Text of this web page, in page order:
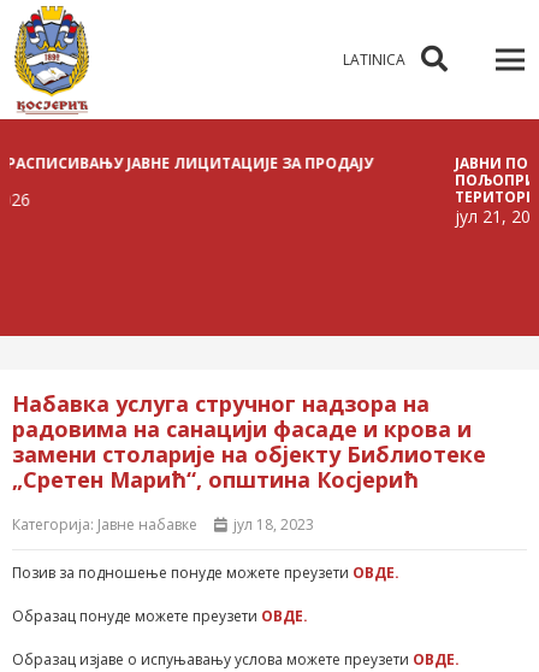
LATINICA
ЈАВНЕ ЛИЦИТАЦИЈЕ ЗА ПРОДАЈУ
ЈАВНИ ПОЗИВ
ТЕРИТОРИЈИ
јул 21, 2026
Набавка услуга стручног надзора на
радовима на санацији фасаде и крова и
замени столарије на објекту Библиотеке
„Сретен Марић“, општина Косјерић
Категорија: Јавне набавке јул 18, 2023
Позив за подношење понуде можете преузети ОВДЕ.
Образац понуде можете преузети ОВДЕ.
Образац изјаве о испуњавању услова можете преузети ОВДЕ.